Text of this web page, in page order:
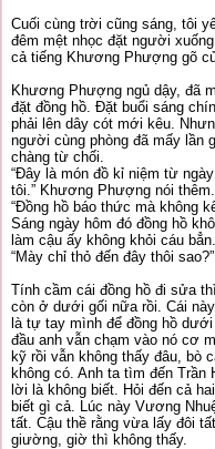
Cuối cùng trời cũng sáng, tôi
đêm mệt nhọc đặt người
cả tiếng Khương Phượng gõ
Khương Phượng ngủ dậy, đã
đặt đồng hồ. Đặt buổi sáng
phải lên dây cót mới kêu.
người cùng phòng đã mấy lần
chàng từ chối.
“Đây là món đồ kỉ niệm từ
tôi.” Khương Phượng nói thêm.
“Đồng hồ báo thức mà không
Sáng ngày hôm đó đồng hồ
làm cậu ấy không khỏi cáu
“Mày chỉ thỏ đến đây thôi sao?”
Tính cầm cái đồng hồ đi sửa
còn ở dưới gối nữa rồi. Cái
là tự tay mình để đồng hồ
đầu anh vẫn chạm vào nó cơ
kỹ rồi vẫn không thấy đâu, bò
không có. Anh ta tìm đến Trần
lời là không biết. Hỏi đến cả
biết gì cả. Lúc này Vương
tất. Cậu thề rằng vừa lấy đôi
giường, giờ thì không thấy.